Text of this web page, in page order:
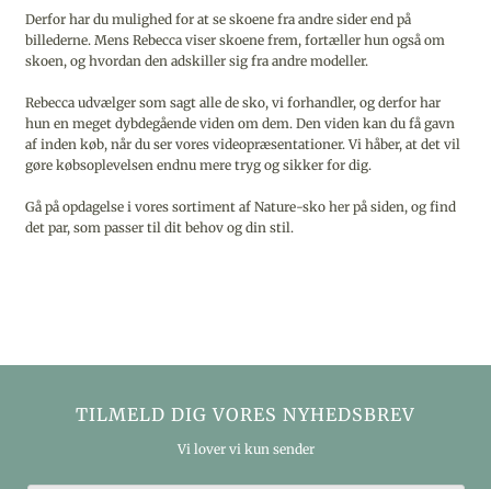
Derfor har du mulighed for at se skoene fra andre sider end på
billederne. Mens Rebecca viser skoene frem, fortæller hun også om
skoen, og hvordan den adskiller sig fra andre modeller.
Rebecca udvælger som sagt alle de sko, vi forhandler, og derfor har
hun en meget dybdegående viden om dem. Den viden kan du få gavn
af inden køb, når du ser vores videopræsentationer. Vi håber, at det vil
gøre købsoplevelsen endnu mere tryg og sikker for dig.
Gå på opdagelse i vores sortiment af Nature-sko her på siden, og find
det par, som passer til dit behov og din stil.
TILMELD DIG VORES NYHEDSBREV
Vi lover vi kun sender